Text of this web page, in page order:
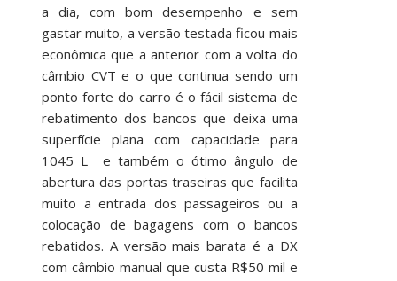
a dia, com bom desempenho e sem
gastar muito, a versão testada ficou mais
econômica que a anterior com a volta do
câmbio CVT e o que continua sendo um
ponto forte do carro é o fácil sistema de
rebatimento dos bancos que deixa uma
superfície plana com capacidade para
1045 L e também o ótimo ângulo de
abertura das portas traseiras que facilita
muito a entrada dos passageiros ou a
colocação de bagagens com o bancos
rebatidos. A versão mais barata é a DX
com câmbio manual que custa R$50 mil e